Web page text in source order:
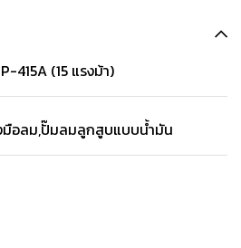
415A (15 แรงม้า)
มือลม,ปั๊มลมลูกสูบแบบน้ำมัน